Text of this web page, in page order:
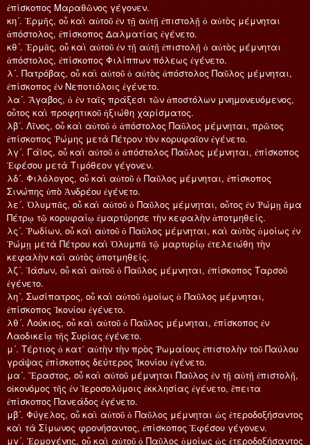
ἐπίσκοπος Μαραθῶνος γέγονεν.
κη´. Ἑρμῆς, οὗ καὶ αὑτοῦ ἐν τῇ αὐτῇ ἐπιστολῇ ὁ αὐτὸς μέμνηται
ἀπόστολος, ἐπίσκοπος Δαλματίας ἐγένετο.
κθ´. Ἑρμᾶς, οὗ καὶ αὐτοῦ ἐν τῇ αὐτῇ ἐπιστολῇ ὁ αὐτὸς μέμνηται
ἀπόστολος, ἐπίσκοπος Φιλίππων πόλεως ἐγένετο.
λ´. Πατρόβας, οὗ καὶ αὐτοῦ ὁ αὐτὸς ἀπόστολος Παῦλος μέμνηται,
ἐπίσκοπος ἐν Νεποτιόλοις ἐγένετο.
λα´. Ἄγαβος, ὁ ἐν ταῖς πράξεσι τῶν ἀποστόλων μνημονευόμενος,
οὗτος καὶ προφητικοῦ ἠξιώθη χαρίσματος.
λβ´. Λῖνος, οὗ καὶ αὐτοῦ ὁ ἀπόστολος Παῦλος μέμνηται, πρῶτος
ἐπίσκοπος Ῥώμης μετὰ Πέτρον τὸν κορυφαῖον ἐγένετο.
λγ´. Γάϊος, οὗ καὶ αὐτοῦ ὁ ἀπόστολος Παῦλος μέμνηται, ἐπίσκοπος
Ἐφέσου μετὰ Τιμόθεον γέγονεν.
λδ´. Φιλόλογος, οὗ καὶ αὐτοῦ ὁ Παῦλος μέμνηται, ἐπίσκοπος
Σινώπης ὑπὸ Ἀνδρέου ἐγένετο.
λε´. Ὀλυμπᾶς, οὗ καὶ αὐτοῦ ὁ Παῦλος μέμνηται, οὗτος ἐν Ῥώμῃ ἅμα
Πέτρῳ τῷ κορυφαίῳ ἐμαρτύρησε τὴν κεφαλὴν ἀποτμηθείς.
λς´. Ῥωδίων, οὗ καὶ αὐτοῦ ὁ Παῦλος μέμνηται, καὶ αὐτὸς ὁμοίως ἐν
Ῥώμῃ μετὰ Πέτρου καὶ Ὀλυμπᾶ τῷ μαρτυρίῳ ἐτελειώθη τὴν
κεφαλὴν καὶ αὐτὸς ἀποτμηθείς.
λζ´. Ἰάσων, οὗ καὶ αὐτοῦ ὁ Παῦλος μέμνηται, ἐπίσκοπος Ταρσοῦ
ἐγένετο.
λη´. Σωσίπατρος, οὗ καὶ αὐτοῦ ὁμοίως ὁ Παῦλος μέμνηται,
ἐπίσκοπος Ἰκονίου ἐγένετο.
λθ´. Λούκιος, οὗ καὶ αὐτοῦ ὁ Παῦλος μέμνηται, ἐπίσκοπος ἐν
Λαοδικείᾳ τῆς Συρίας ἐγένετο.
μ´. Τέρτιος ὁ κατ᾿ αὐτὴν τὴν πρὸς Ῥωμαίους ἐπιστολὴν τοῦ Παύλου
γράψας ἐπίσκοπος δεύτερος Ἰκονίου ἐγένετο.
μα´. Ἔραστος, οὗ καὶ αὐτοῦ μέμνηται Παῦλος ἐν τῇ αὐτῇ ἐπιστολῇ,
οἰκονόμος τῆς ἐν Ἱεροσολύμοις ἐκκλησίας ἐγένετο, ἔπειτα
ἐπίσκοπος Πανεάδος ἐγένετο.
μβ´. Φύγελος, οὗ καὶ αὐτοῦ ὁ Παῦλος μέμνηται ὡς ἑτεροδοξήσαντος
καὶ τὰ Σίμωνος φρονήσαντος, ἐπίσκοπος Ἐφέσου γέγονεν.
μγ´. Ἑρμογένης, οὗ καὶ αὐτοῦ ὁ Παῦλος ὁμοίως ὡς ἑτεροδοξήσαντος